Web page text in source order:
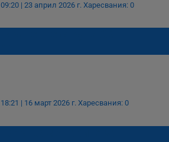
09:20 | 23 април 2026 г. Харесвания: 0
18:21 | 16 март 2026 г. Харесвания: 0